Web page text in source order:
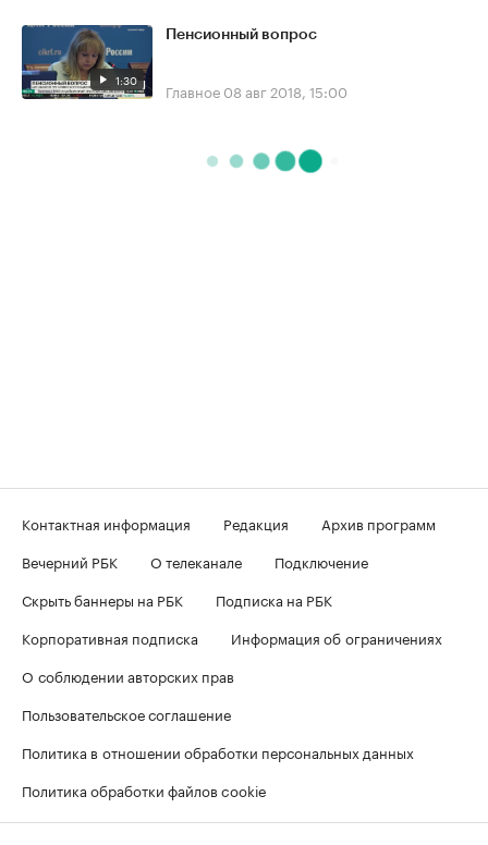
1:30
Пенсионный вопрос
Главное 08 авг 2018, 15:00
Контактная информация Редакция
Архив программ
Вечерний РБК
О телеканале
Подключение
Скрыть баннеры на РБК
Подписка на РБК
Корпоративная подписка
Информация об ограничениях
О соблюдении авторских прав
Пользовательское соглашение
Политика в отношении обработки персональных данных
Политика обработки файлов cookie